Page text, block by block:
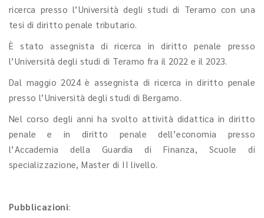
ricerca presso l’Università degli studi di Teramo con una
tesi di diritto penale tributario.
È stato assegnista di ricerca in diritto penale presso
l’Università degli studi di Teramo fra il 2022 e il 2023.
Dal maggio 2024 è assegnista di ricerca in diritto penale
presso l’Università degli studi di Bergamo.
Nel corso degli anni ha svolto attività didattica in diritto
penale e in diritto penale dell’economia presso
l’Accademia della Guardia di Finanza, Scuole di
specializzazione, Master di II livello.
Pubblicazioni: